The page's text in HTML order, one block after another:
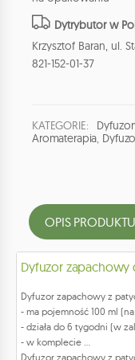
Dytrybutor w
Krzysztof Baran, ul.
821-152-01-37
KATEGORIE:
Aromaterapia,
OPIS PRODUKTU
Dyfuzor zapachowy
Dyfuzor zapachowy z
- ma pojemność 100 ml
- działa do 6 tygodni (w
- w komplecie ...
Dyfuzor zapachowy z